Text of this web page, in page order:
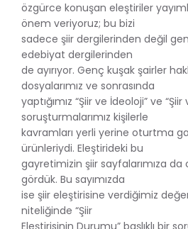
özgürce konuşan eleştiriler
önem veriyoruz; bu bizi
sadece şiir dergilerinden değil
edebiyat dergilerinden
de ayırıyor. Genç kuşak şairler
dosyalarımız ve sonrasında
yaptığımız “Şiir ve İdeoloji” ve
soruşturmalarımız kişilerle
kavramları yerli yerine oturtma
ürünleriydi. Eleştirideki bu
gayretimizin şiir sayfalarımıza da
gördük. Bu sayımızda
ise şiir eleştirisine verdiğimiz
niteliğinde “Şiir
Eleştirisinin Durumu” başlıklı bir